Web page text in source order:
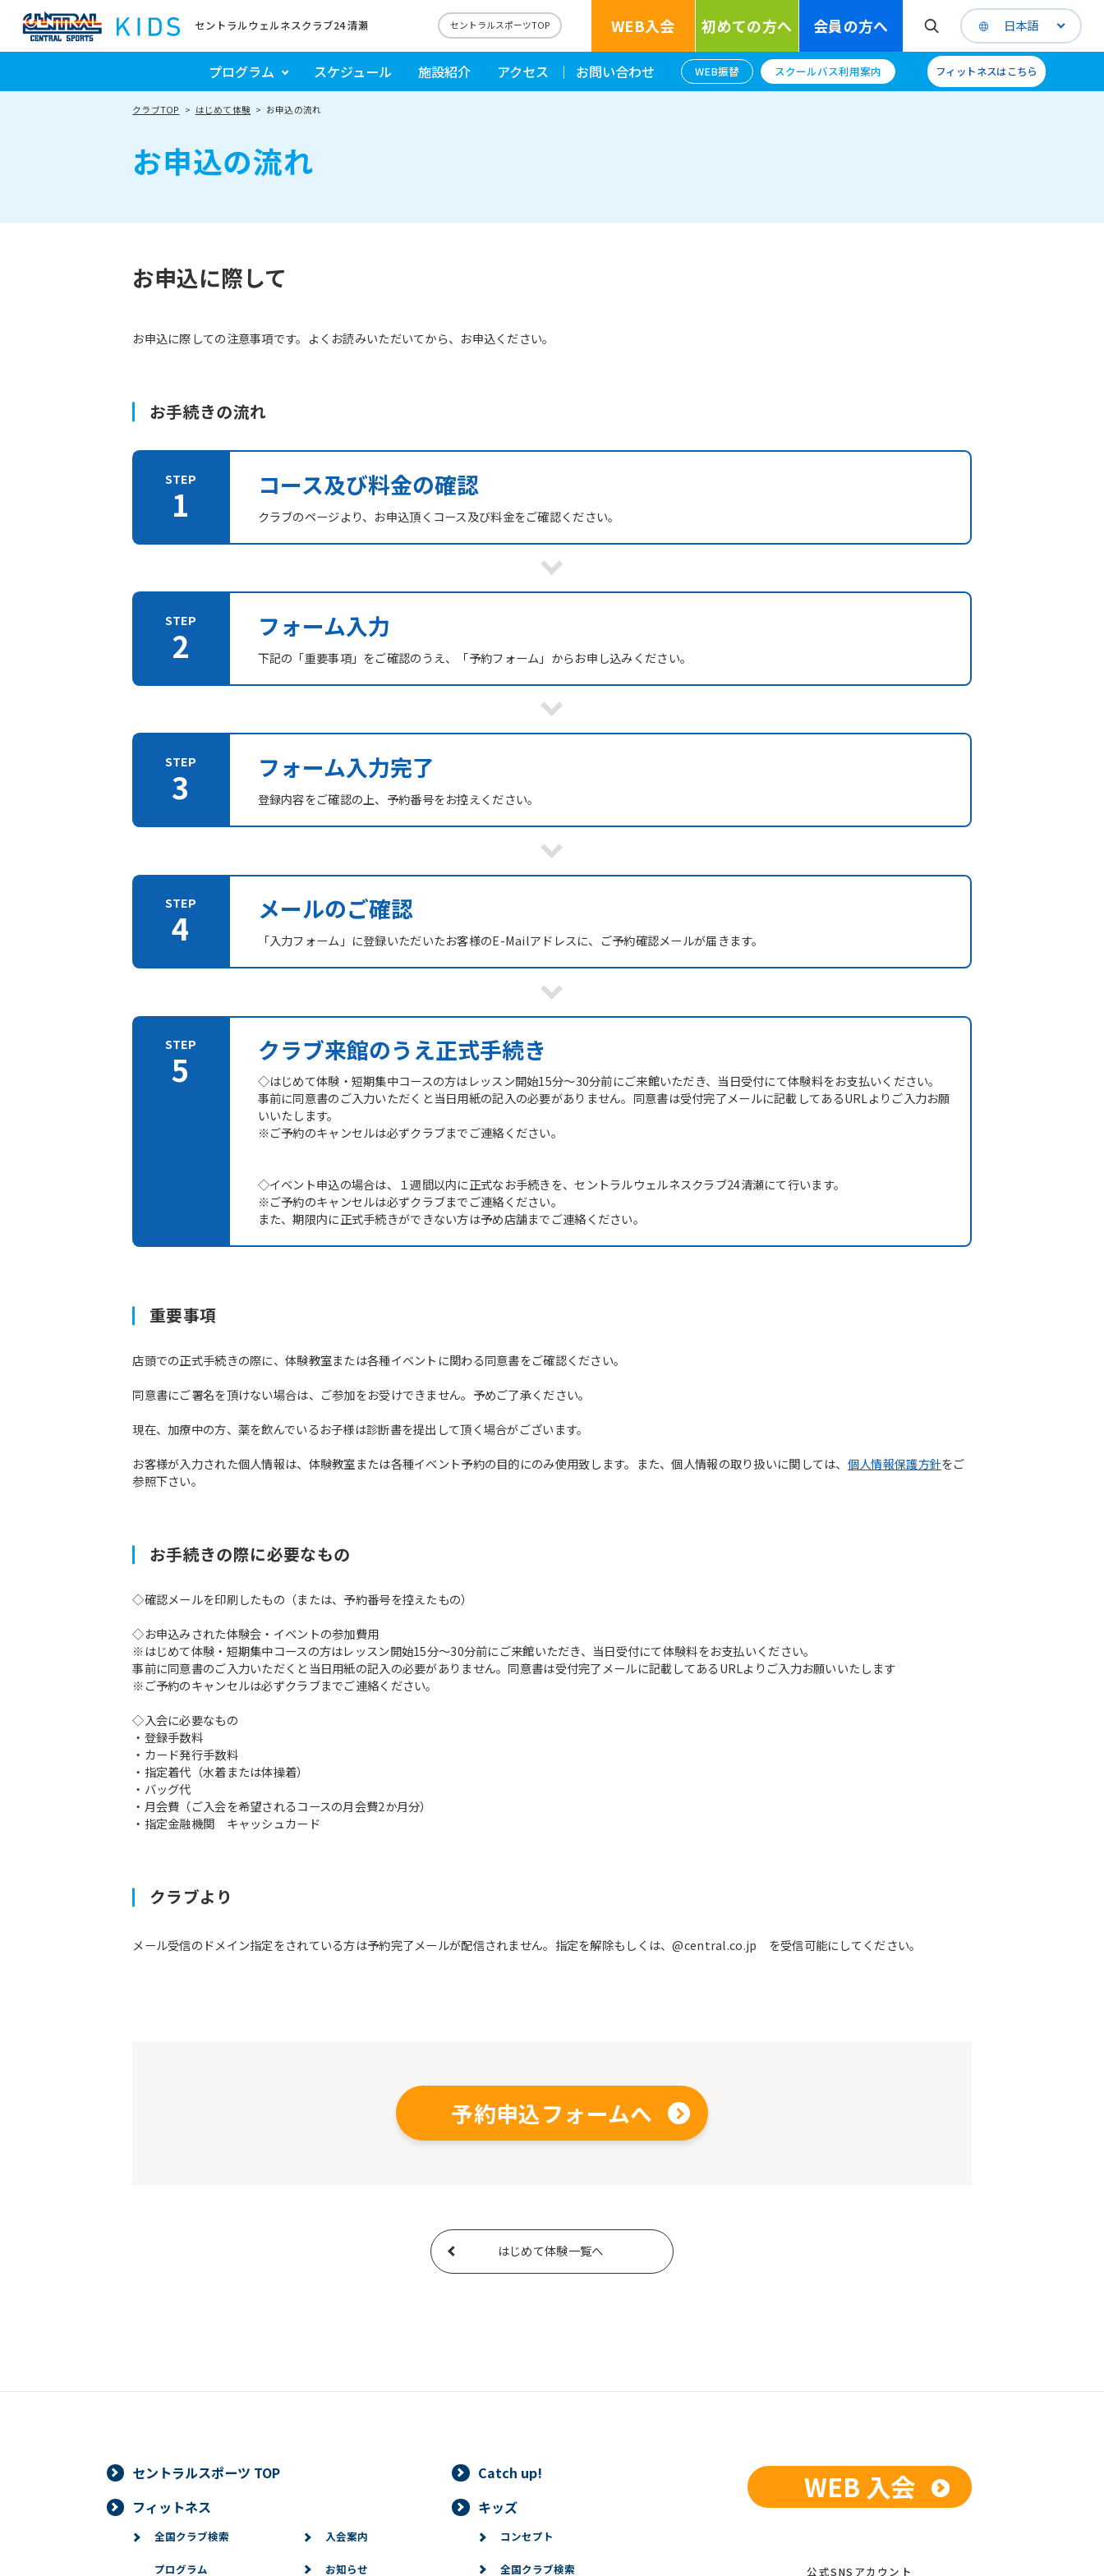
セントラルウェルネスクラブ24 清瀬 セントラルスポーツTOP WEB入会 初めての方へ 会員の方へ 日本語
プログラム スケジュール 施設紹介 アクセス お問い合わせ WEB振替 スクールバス利用案内 フィットネスはこちら
クラブTOP はじめて体験 お申込の流れ
お申込の流れ
お申込に際して
お申込に際しての注意事項です。よくお読みいただいてから、お申込ください。
お手続きの流れ
コース及び料金の確認
クラブのページより、お申込頂くコース及び料金をご確認ください。
フォーム入力
下記の「重要事項」をご確認のうえ、「予約フォーム」からお申し込みください。
フォーム入力完了
登録内容をご確認の上、予約番号をお控えください。
メールのご確認
「入力フォーム」に登録いただいたお客様のE-Mailアドレスに、ご予約確認メールが届きます。
クラブ来館のうえ正式手続き
◇はじめて体験・短期集中コースの方はレッスン開始15分～30分前にご来館いただき、当日受付にて体験料をお支払いください。
事前に同意書のご入力いただくと当日用紙の記入の必要がありません。同意書は受付完了メールに記載してあるURLよりご入力お願
いいたします。
※ご予約のキャンセルは必ずクラブまでご連絡ください。
◇イベント申込の場合は、１週間以内に正式なお手続きを、セントラルウェルネスクラブ24清瀬にて行います。
※ご予約のキャンセルは必ずクラブまでご連絡ください。
また、期限内に正式手続きができない方は予め店舗までご連絡ください。
重要事項
店頭での正式手続きの際に、体験教室または各種イベントに関わる同意書をご確認ください。
同意書にご署名を頂けない場合は、ご参加をお受けできません。予めご了承ください。
現在、加療中の方、薬を飲んでいるお子様は診断書を提出して頂く場合がございます。
お客様が入力された個人情報は、体験教室または各種イベント予約の目的にのみ使用致します。また、個人情報の取り扱いに関しては、 個人情報保護方針をご
参照下さい。
お手続きの際に必要なもの
◇確認メールを印刷したもの（または、予約番号を控えたもの）
◇お申込みされた体験会・イベントの参加費用
※はじめて体験・短期集中コースの方はレッスン開始15分～30分前にご来館いただき、当日受付にて体験料をお支払いください。
事前に同意書のご入力いただくと当日用紙の記入の必要がありません。同意書は受付完了メールに記載してあるURLよりご入力お願いいたします
※ご予約のキャンセルは必ずクラブまでご連絡ください。
◇入会に必要なもの
・登録手数料
・カード発行手数料
・指定着代（水着または体操着）
・バッグ代
・月会費（ご入会を希望されるコースの月会費2か月分）
・指定金融機関 キャッシュカード
クラブより
メール受信のドメイン指定をされている方は予約完了メールが配信されません。指定を解除もしくは、@central.co.jp を受信可能にしてください。
予約申込フォームへ
はじめて体験一覧へ
automatically translated into
automatic translation) to return to
However, if you use an automatic
the service.
Automatic translation start
セントラルスポーツ TOP
Catch up!
フィットネス
全国クラブ検索
プログラム
入会案内
お知らせ
キッズ
コンセプト
全国クラブ検索
WEB 入会
公式SNSアカウント